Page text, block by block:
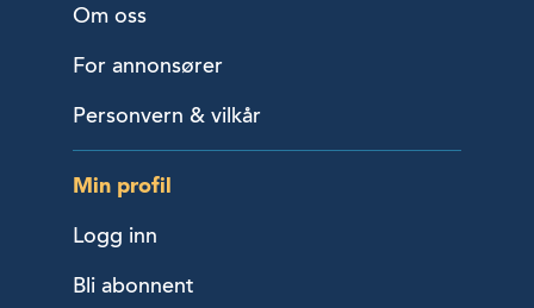
Om oss
For annonsører
Personvern & vilkår
Min profil
Logg inn
Bli abonnent